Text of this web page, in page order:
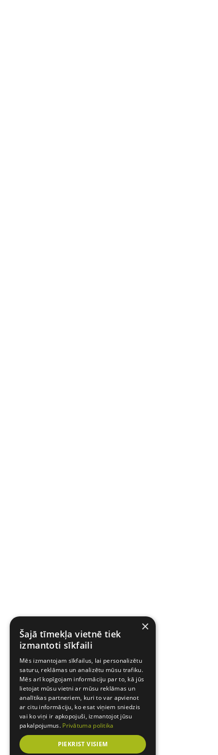
×
Šajā tīmekļa vietnē tiek
izmantoti sīkfaili
Mēs izmantojam sīkfailus, lai personalizētu
saturu, reklāmas un analizētu mūsu trafiku.
Mēs arī kopīgojam informāciju par to, kā jūs
lietojat mūsu vietni ar mūsu reklāmas un
analītikas partneriem, kuri to var apvienot
ar citu informāciju, ko esat viņiem sniedzis
vai ko viņi ir apkopojuši, izmantojot jūsu
pakalpojumus. Privātuma politika
PIEKRIST VISIEM